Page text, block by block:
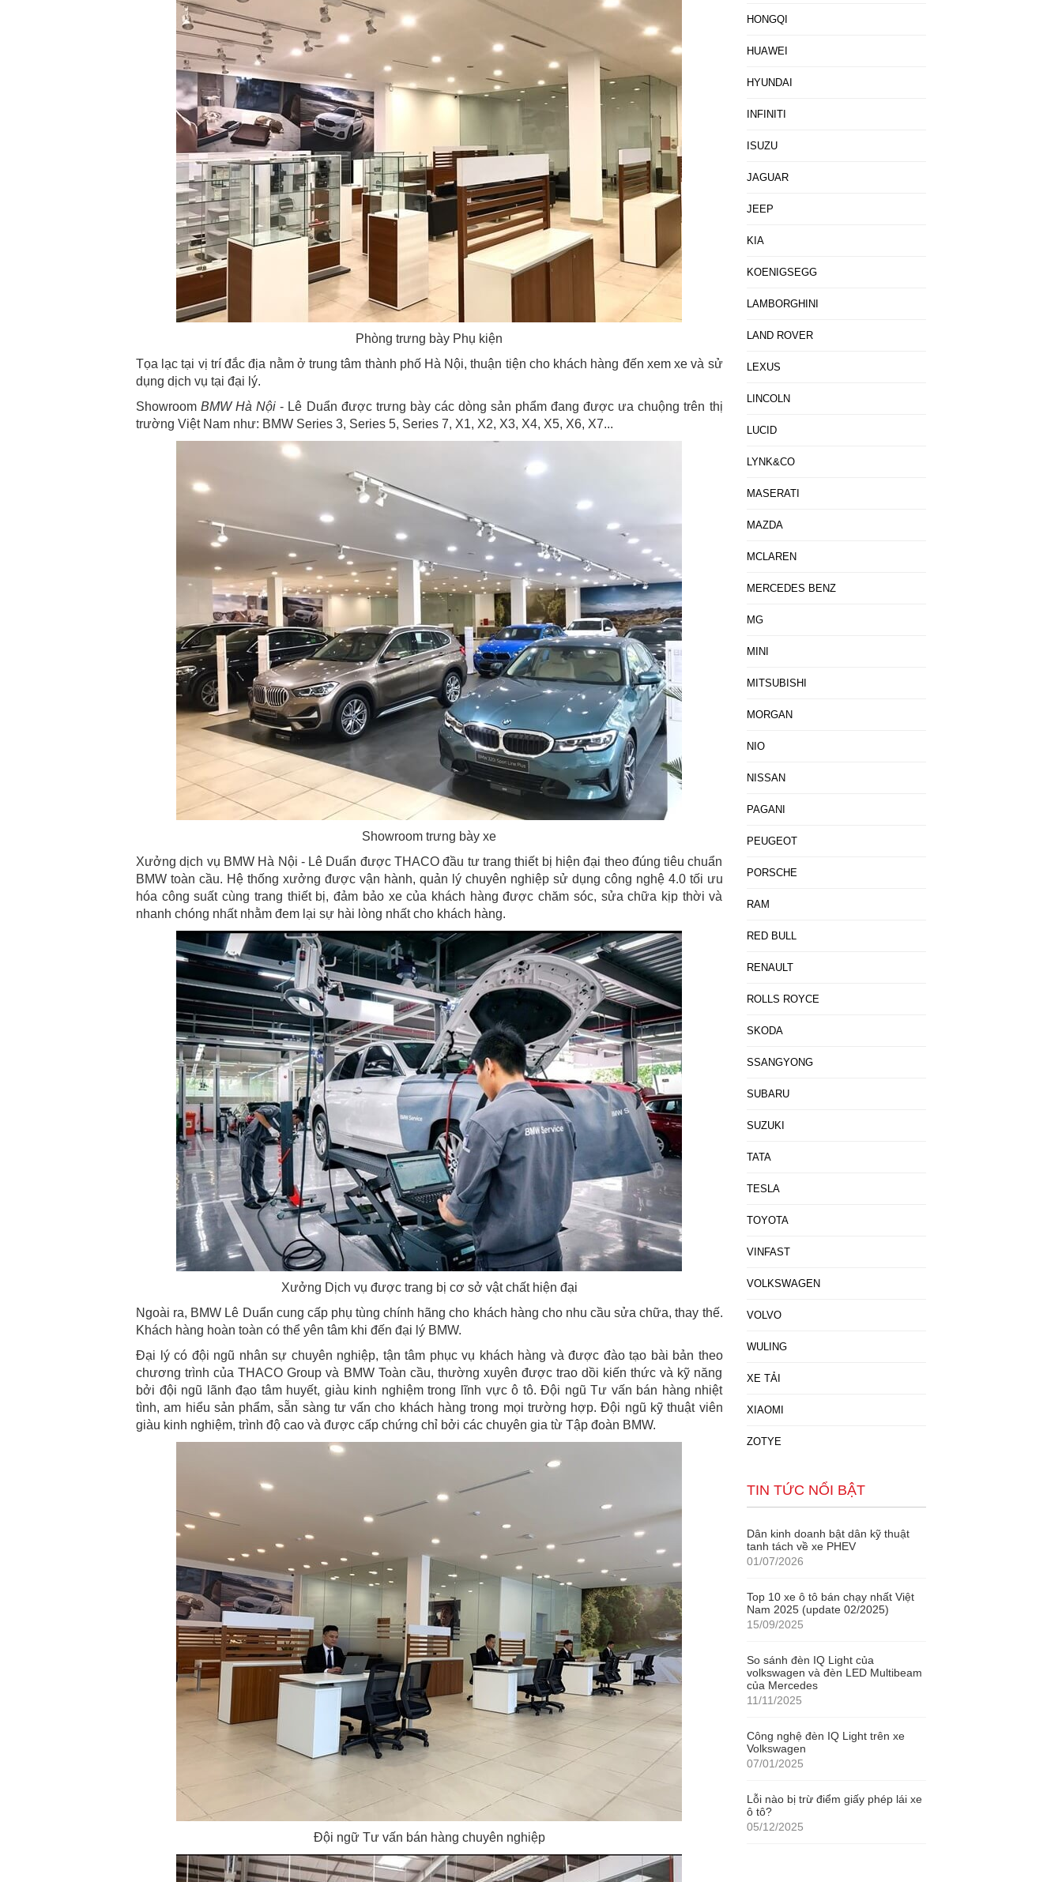
Phòng trưng bày Phụ kiện
Tọa lạc tại vị trí đắc địa nằm ở trung tâm thành phố Hà Nội, thuận tiện cho khách hàng đến xem xe và sử
dụng dịch vụ tại đại lý.
ShowroomBMW Hà Nội - Lê Duẩn được trưng bày các dòng sản phẩm đang được ưa chuộng trên thị
trường Việt Nam như: BMW Series 3, Series 5, Series 7, X1, X2, X3, X4, X5, X6, X7...
Showroom trưng bày xe
Xưởng dịch vụ BMW Hà Nội - Lê Duẩn được THACO đầu tư trang thiết bị hiện đại theo đúng tiêu chuẩn
BMW toàn cầu. Hệ thống xưởng được vận hành, quản lý chuyên nghiệp sử dụng công nghệ 4.0 tối ưu
hóa công suất cùng trang thiết bị, đảm bảo xe của khách hàng được chăm sóc, sửa chữa kịp thời và
nhanh chóng nhất nhằm đem lại sự hài lòng nhất cho khách hàng.
Xưởng Dịch vụ được trang bị cơ sở vật chất hiện đại
Ngoài ra, BMW Lê Duẩn cung cấp phụ tùng chính hãng cho khách hàng cho nhu cầu sửa chữa, thay thế.
Khách hàng hoàn toàn có thể yên tâm khi đến đại lý BMW.
Đại lý có đội ngũ nhân sự chuyên nghiệp, tận tâm phục vụ khách hàng và được đào tạo bài bản theo
chương trình của THACO Group và BMW Toàn cầu, thường xuyên được trao dồi kiến thức và kỹ năng
bởi đội ngũ lãnh đạo tâm huyết, giàu kinh nghiệm trong lĩnh vực ô tô. Đội ngũ Tư vấn bán hàng nhiệt
tình, am hiểu sản phẩm, sẵn sàng tư vấn cho khách hàng trong mọi trường hợp. Đội ngũ kỹ thuật viên
giàu kinh nghiệm, trình độ cao và được cấp chứng chỉ bởi các chuyên gia từ Tập đoàn BMW.
Đội ngữ Tư vấn bán hàng chuyên nghiệp
HONGQI
HUAWEI
HYUNDAI
INFINITI
ISUZU
JAGUAR
JEEP
KIA
KOENIGSEGG
LAMBORGHINI
LAND ROVER
LEXUS
LINCOLN
LUCID
LYNK&CO
MASERATI
MAZDA
MCLAREN
MERCEDES BENZ
MG
MINI
MITSUBISHI
MORGAN
NIO
NISSAN
PAGANI
PEUGEOT
PORSCHE
RAM
RED BULL
RENAULT
ROLLS ROYCE
SKODA
SSANGYONG
SUBARU
SUZUKI
TATA
TESLA
TOYOTA
VINFAST
VOLKSWAGEN
VOLVO
WULING
XE TẢI
XIAOMI
ZOTYE
TIN TỨC NỔI BẬT
Dân kinh doanh bật dân kỹ thuật
tanh tách về xe PHEV
01/07/2026
Top 10 xe ô tô bán chạy nhất Việt
Nam 2025 (update 02/2025)
15/09/2025
So sánh đèn IQ Light của
volkswagen và đèn LED Multibeam
của Mercedes
11/11/2025
Công nghệ đèn IQ Light trên xe
Volkswagen
07/01/2025
Lỗi nào bị trừ điểm giấy phép lái xe
ô tô?
05/12/2025